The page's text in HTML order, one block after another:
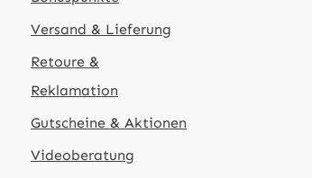
Versand & Lieferung
Retoure &
Reklamation
Gutscheine & Aktionen
Videoberatung